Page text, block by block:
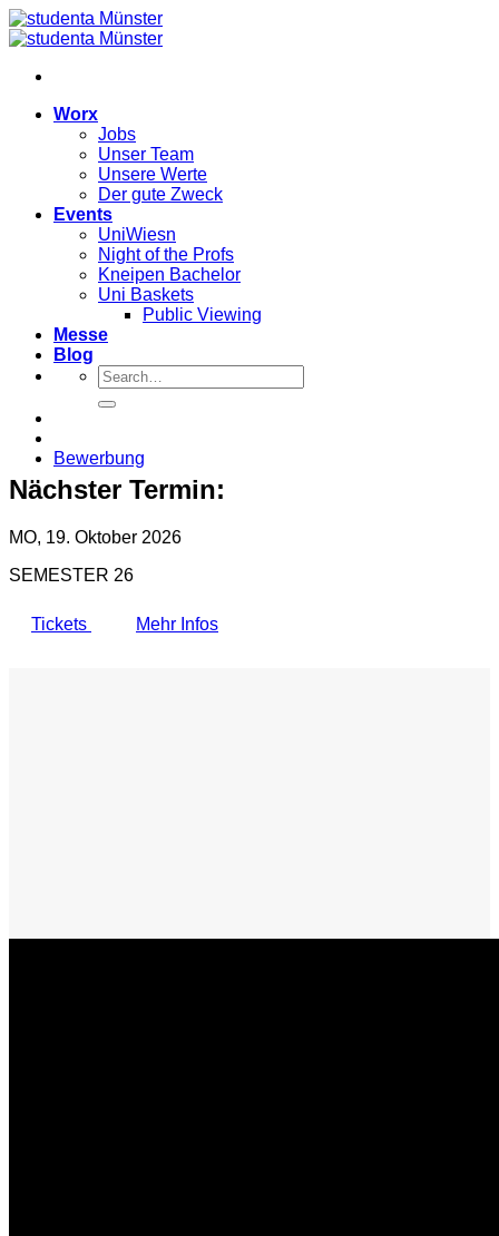
Zum
Inhalt
Worx
Jobs
Unser Team
Unsere Werte
Der gute Zweck
Events
UniWiesn
Night of the Profs
Kneipen Bachelor
Uni Baskets
Public Viewing
Messe
Blog
Bewerbung
Nächster Termin:
MO, 19. Oktober 2026
SEMESTER 26
Tickets Mehr Infos